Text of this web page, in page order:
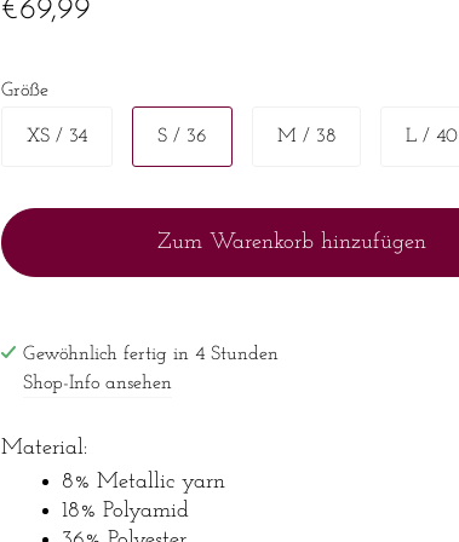
€69,99
Größe
XS / 34 S / 36 M / 38 L / 40
Zum Warenkorb hinzufügen
Gewöhnlich fertig in 4 Stunden
Shop-Info ansehen
Material:
8% Metallic yarn
18% Polyamid